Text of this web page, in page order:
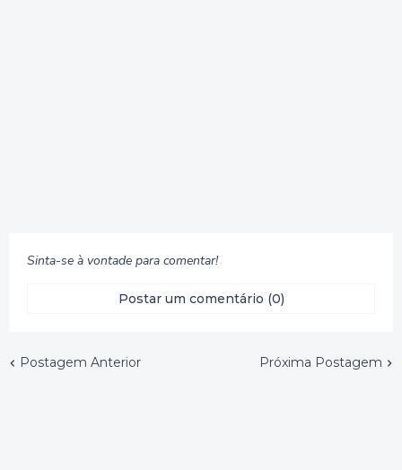
Sinta-se à vontade para comentar!
Postar um comentário (0)
Postagem Anterior Próxima Postagem